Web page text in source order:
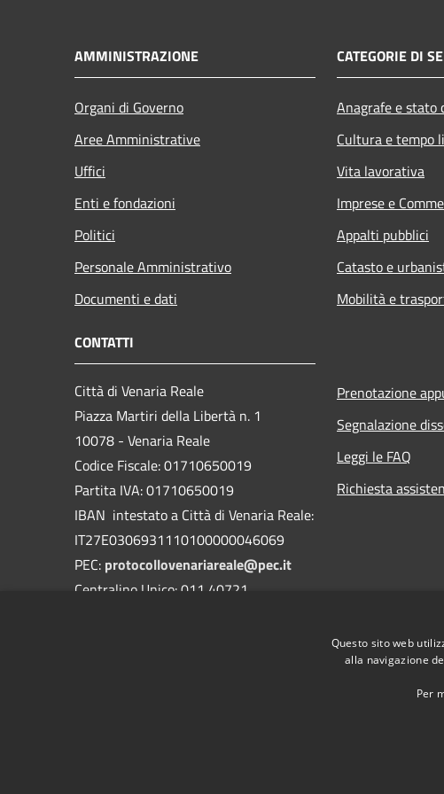
AMMINISTRAZIONE
Organi di Governo
Aree Amministrative
Uffici
Enti e fondazioni
Politici
Personale Amministrativo
Documenti e dati
CATEGORIE DI
Anagrafe e stato
Cultura e tempo
Vita lavorativa
Imprese e
Appalti pubblici
Catasto e
Mobilità e
CONTATTI
Città di Venaria Reale
Piazza Martiri della Libertà n. 1
10078 - Venaria Reale
Codice Fiscale: 01710650019
Partita IVA: 01710650019
IBAN intestato a Città di Venaria Reale:
IT27E0306931110100000046069
PEC: protocollovenariareale@pec.it
Centralino Unico: 011 40721
Prenotazione
Segnalazione
Leggi le FAQ
Richiesta
Questo sito web
alla navigazione
Per